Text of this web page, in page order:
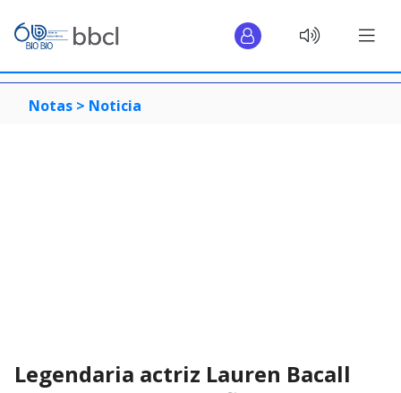
Notas > Noticia
Legendaria actriz Lauren Bacall